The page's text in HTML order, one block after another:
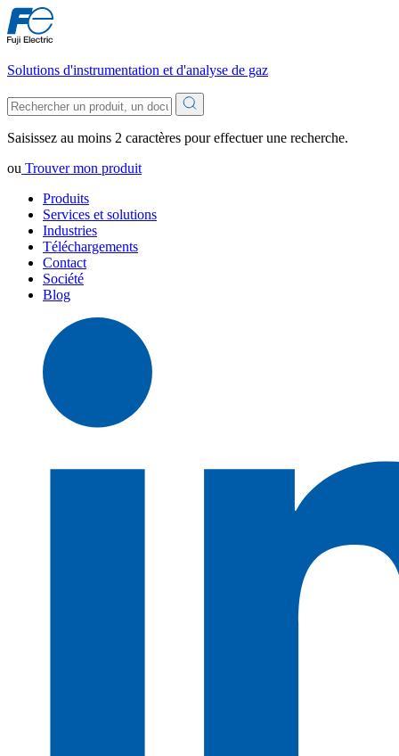
Solutions d'instrumentation et d'analyse de gaz
Saisissez au moins 2 caractères pour effectuer une recherche.
ou Trouver mon produit
Produits
Services et solutions
Industries
Téléchargements
Contact
Société
Blog